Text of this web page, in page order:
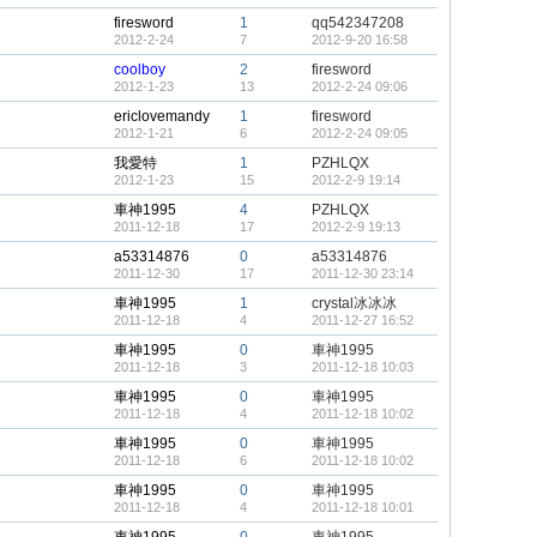
firesword
2012-2-24
1
7
qq542347208
2012-9-20 16:58
coolboy
2012-1-23
2
13
firesword
2012-2-24 09:06
ericlovemandy
2012-1-21
1
6
firesword
2012-2-24 09:05
我愛特
2012-1-23
1
15
PZHLQX
2012-2-9 19:14
車神1995
2011-12-18
4
17
PZHLQX
2012-2-9 19:13
a53314876
2011-12-30
0
17
a53314876
2011-12-30 23:14
車神1995
2011-12-18
1
4
crystal冰冰冰
2011-12-27 16:52
車神1995
2011-12-18
0
3
車神1995
2011-12-18 10:03
車神1995
2011-12-18
0
4
車神1995
2011-12-18 10:02
車神1995
2011-12-18
0
6
車神1995
2011-12-18 10:02
車神1995
2011-12-18
0
4
車神1995
2011-12-18 10:01